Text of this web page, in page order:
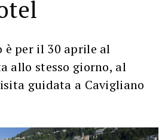
è per il 30 aprile al
allo stesso giorno, al
guidata a Cavigliano